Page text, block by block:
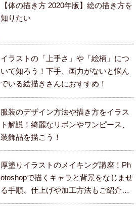
【体の描き方 2020年版】絵の描き方を
知りたい
イラストの「上手さ」や「絵柄」につ
いて知ろう！下手、画力がないと悩ん
でいる絵描きさんにおすすめ！
服装のデザイン方法や描き方をイラス
ト解説！綺麗なリボンやワンピース、
装飾品を描こう！
厚塗りイラストのメイキング講座！Ph
otoshopで描くキャラと背景をなじませ
る手順、仕上げや加工方法もご紹介し
ます。